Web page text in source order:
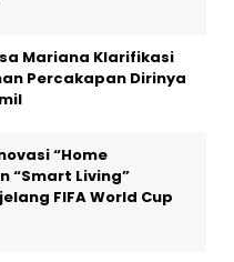
Mariana Klarifikasi
Percakapan Dirinya
“Home
“Smart Living”
FIFA World Cup